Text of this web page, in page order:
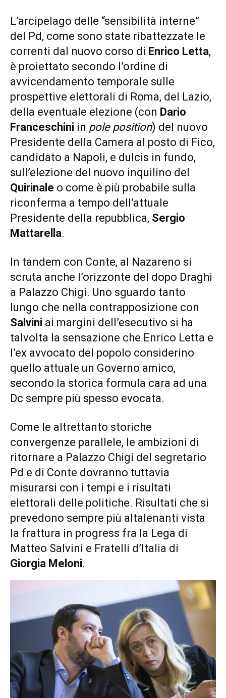
L’arcipelago delle “sensibilità interne”
del Pd, come sono state ribattezzate le
correnti dal nuovo corso di Enrico Letta,
è proiettato secondo l’ordine di
avvicendamento temporale sulle
prospettive elettorali di Roma, del Lazio,
della eventuale elezione (con Dario
Franceschini in pole position) del nuovo
Presidente della Camera al posto di Fico,
candidato a Napoli, e dulcis in fundo,
sull’elezione del nuovo inquilino del
Quirinale o come è più probabile sulla
riconferma a tempo dell’attuale
Presidente della repubblica, Sergio
Mattarella.
In tandem con Conte, al Nazareno si
scruta anche l’orizzonte del dopo Draghi
a Palazzo Chigi. Uno sguardo tanto
lungo che nella contrapposizione con
Salvini ai margini dell’esecutivo si ha
talvolta la sensazione che Enrico Letta e
l’ex avvocato del popolo considerino
quello attuale un Governo amico,
secondo la storica formula cara ad una
Dc sempre più spesso evocata.
Come le altrettanto storiche
convergenze parallele, le ambizioni di
ritornare a Palazzo Chigi del segretario
Pd e di Conte dovranno tuttavia
misurarsi con i tempi e i risultati
elettorali delle politiche. Risultati che si
prevedono sempre più altalenanti vista
la frattura in progress fra la Lega di
Matteo Salvini e Fratelli d’Italia di
Giorgia Meloni.